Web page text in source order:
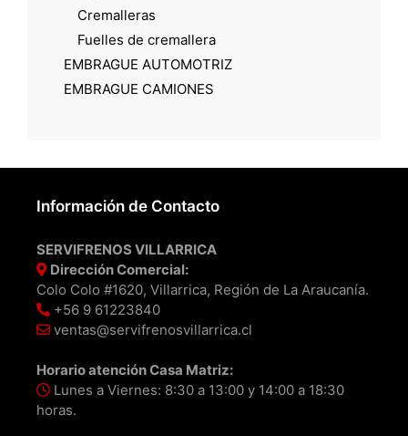
Cremalleras
Fuelles de cremallera
EMBRAGUE AUTOMOTRIZ
EMBRAGUE CAMIONES
Información de Contacto
SERVIFRENOS VILLARRICA
Dirección Comercial:
Colo Colo #1620, Villarrica, Región de La Araucanía.
+56 9 61223840
ventas@servifrenosvillarrica.cl
Horario atención Casa Matriz:
Lunes a Viernes: 8:30 a 13:00 y 14:00 a 18:30
horas.